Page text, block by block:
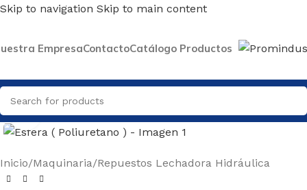
Skip to navigation Skip to main content
EmpresaContactoCatálogo Productos
Click to enlarge
Inicio/Maquinaria/Repuestos Lechadora Hidráulica